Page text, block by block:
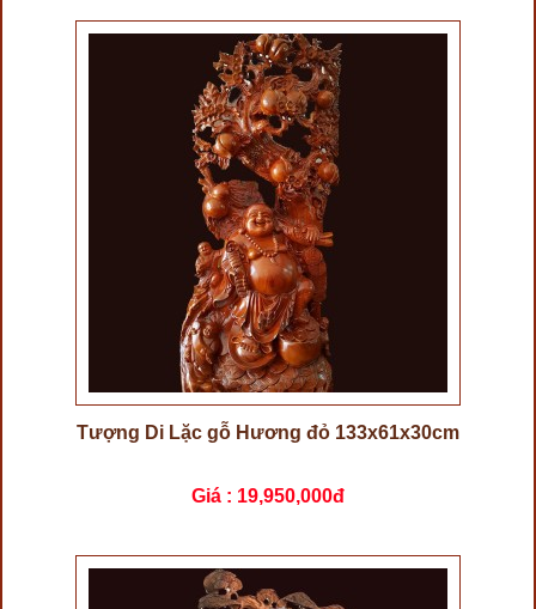
Tượng Di Lặc gỗ Hương đỏ 133x61x30cm
Giá : 19,950,000đ